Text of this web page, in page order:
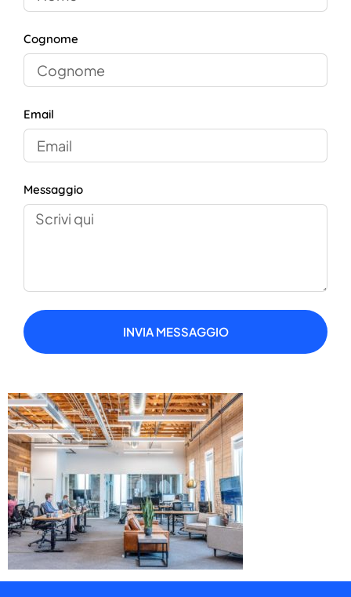
Cognome
Email
Messaggio
INVIA MESSAGGIO